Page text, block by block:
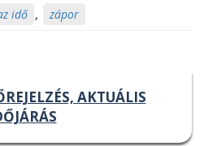
idő , zápor
AKTUÁLIS